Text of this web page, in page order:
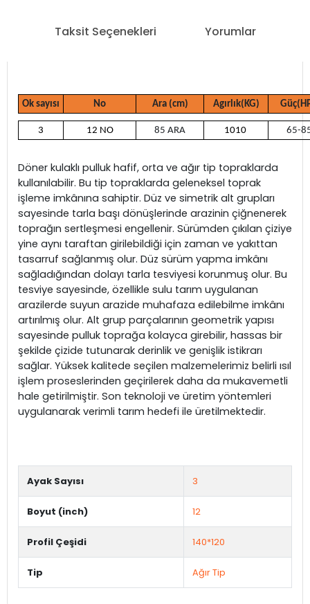
Taksit Seçenekleri Yorumlar
Ok sayısı No Ara (cm) Agırlık(KG)
3 12 NO 85 ARA 1010 65-
Döner kulaklı pulluk hafif, orta ve ağır tip topraklarda
kullanılabilir. Bu tip topraklarda geleneksel toprak
işleme imkânına sahiptir. Düz ve simetrik alt grupları
sayesinde tarla başı dönüşlerinde arazinin çiğnenerek
toprağın sertleşmesi engellenir. Sürümden çıkılan çiziye
yine aynı taraftan girilebildiği için zaman ve yakıttan
tasarruf sağlanmış olur. Düz sürüm yapma imkânı
sağladığından dolayı tarla tesviyesi korunmuş olur. Bu
tesviye sayesinde, özellikle sulu tarım uygulanan
arazilerde suyun arazide muhafaza edilebilme imkânı
artırılmış olur. Alt grup parçalarının geometrik yapısı
sayesinde pulluk toprağa kolayca girebilir, hassas bir
şekilde çizide tutunarak derinlik ve genişlik istikrarı
sağlar. Yüksek kalitede seçilen malzemelerimiz belirli ısıl
işlem proseslerinden geçirilerek daha da mukavemetli
hale getirilmiştir. Son teknoloji ve üretim yöntemleri
uygulanarak verimli tarım hedefi ile üretilmektedir.
Ayak Sayısı 3
Boyut (inch) 12
Profil Çeşidi 140*120
Tip Ağır Tip